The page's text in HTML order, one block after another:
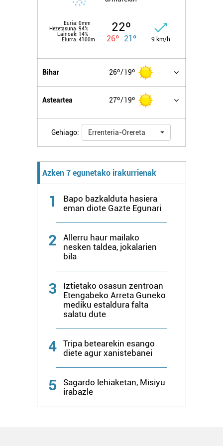
Euria: 0mm
Hezetasuna: 94%
Lainoak: 14%
Elurra: 4100m
22º
26º 21º 9 km/h
Bihar 26º 19º
Asteartea 27º 19º
Gehiago: Errenteria-Orereta
Azken 7 egunetako irakurrienak
1
Bapo bazkalduta hasiera
eman diote Gazte Egunari
2
Allerru haur mailako
nesken taldea, jokalarien
bila
3
Iztietako osasun zentroan
Etengabeko Arreta Guneko
mediku estaldura falta
salatu dute
4
Tripa betearekin esango
diete agur xanistebanei
5
Sagardo lehiaketan, Misiyu
irabazle